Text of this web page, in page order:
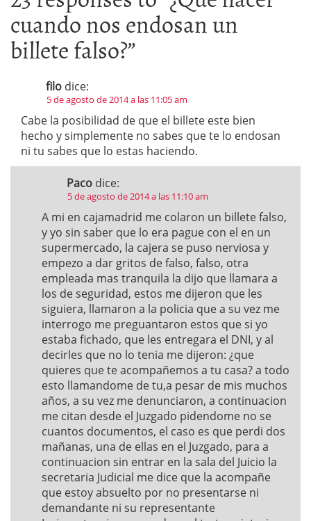
cuando nos endosan un
billete falso?”
filo dice:
5 de agosto de 2014 a las 11:05 am
Cabe la posibilidad de que el billete este bien
hecho y simplemente no sabes que te lo endosan
ni tu sabes que lo estas haciendo.
Paco dice:
5 de agosto de 2014 a las 11:10 am
A mi en cajamadrid me colaron un billete falso,
y yo sin saber que lo era pague con el en un
supermercado, la cajera se puso nerviosa y
empezo a dar gritos de falso, falso, otra
empleada mas tranquila la dijo que llamara a
los de seguridad, estos me dijeron que les
siguiera, llamaron a la policia que a su vez me
interrogo me preguantaron estos que si yo
estaba fichado, que les entregara el DNI, y al
decirles que no lo tenia me dijeron: ¿que
quieres que te acompañemos a tu casa? a todo
esto llamandome de tu,a pesar de mis muchos
años, a su vez me denunciaron, a continuacion
me citan desde el Juzgado pidendome no se
cuantos documentos, el caso es que perdi dos
mañanas, una de ellas en el Juzgado, para a
continuacion sin entrar en la sala del Juicio la
secretaria Judicial me dice que la acompañe
que estoy absuelto por no presentarse ni
demandante ni su representante